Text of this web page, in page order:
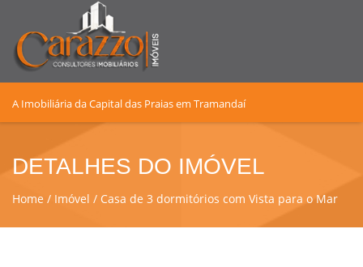
A Imobiliária da Capital das Praias em Tramandaí
DETALHES DO IMÓVEL
Home Imóvel Casa de 3 dormitórios com Vista para o Mar